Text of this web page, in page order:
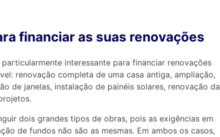
financiar as suas renovações
interessante para financiar renovações
renovação completa de uma casa antiga, ampliação,
de janelas, instalação de painéis solares, renovação da
dois grandes tipos de obras, pois as exigências em
de fundos não são as mesmas. Em ambos os casos,